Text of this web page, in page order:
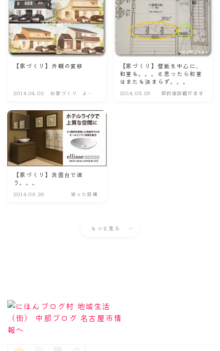
【家づくり】外観の変移
2014.04.02
お家づくり よも
【家づくり】壁紙を中心に、
和室も。。。と思ったら和室
はまたも決まらず。。。
2014.03.29 契約後詳細打合せ
【家づくり】洗面台で迷
う。。。
2014.03.26 迷った設備
もっと見る